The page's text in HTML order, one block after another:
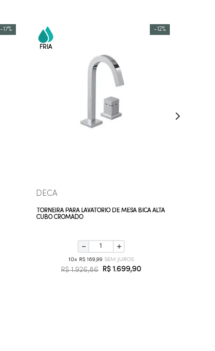
-17% -12%
COMPRAR AGORA
VEJA MAIS
DECA
TORNEIRA PARA LAVATÓRIO DE MESA BICA ALTA
CUBO CROMADO
＋
－
10 R$ 169,99
R$ 1.926,86 R$ 1 .699,90